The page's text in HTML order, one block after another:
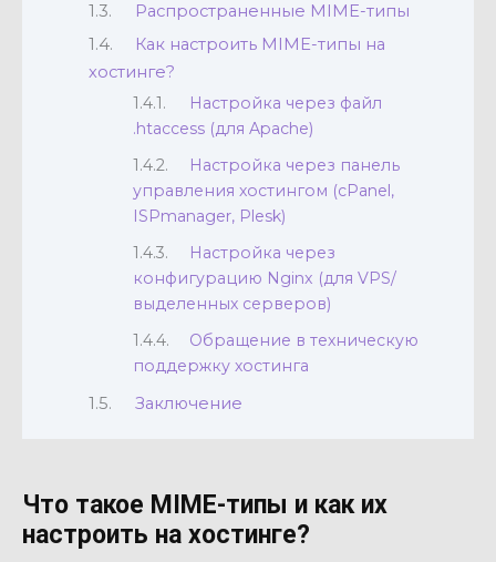
Распространенные MIME-типы
Как настроить MIME-типы на
хостинге?
Настройка через файл
.htaccess (для Apache)
Настройка через панель
управления хостингом (cPanel,
ISPmanager, Plesk)
Настройка через
конфигурацию Nginx (для VPS/
выделенных серверов)
Обращение в техническую
поддержку хостинга
Заключение
Что такое MIME-типы и как их
настроить на хостинге?